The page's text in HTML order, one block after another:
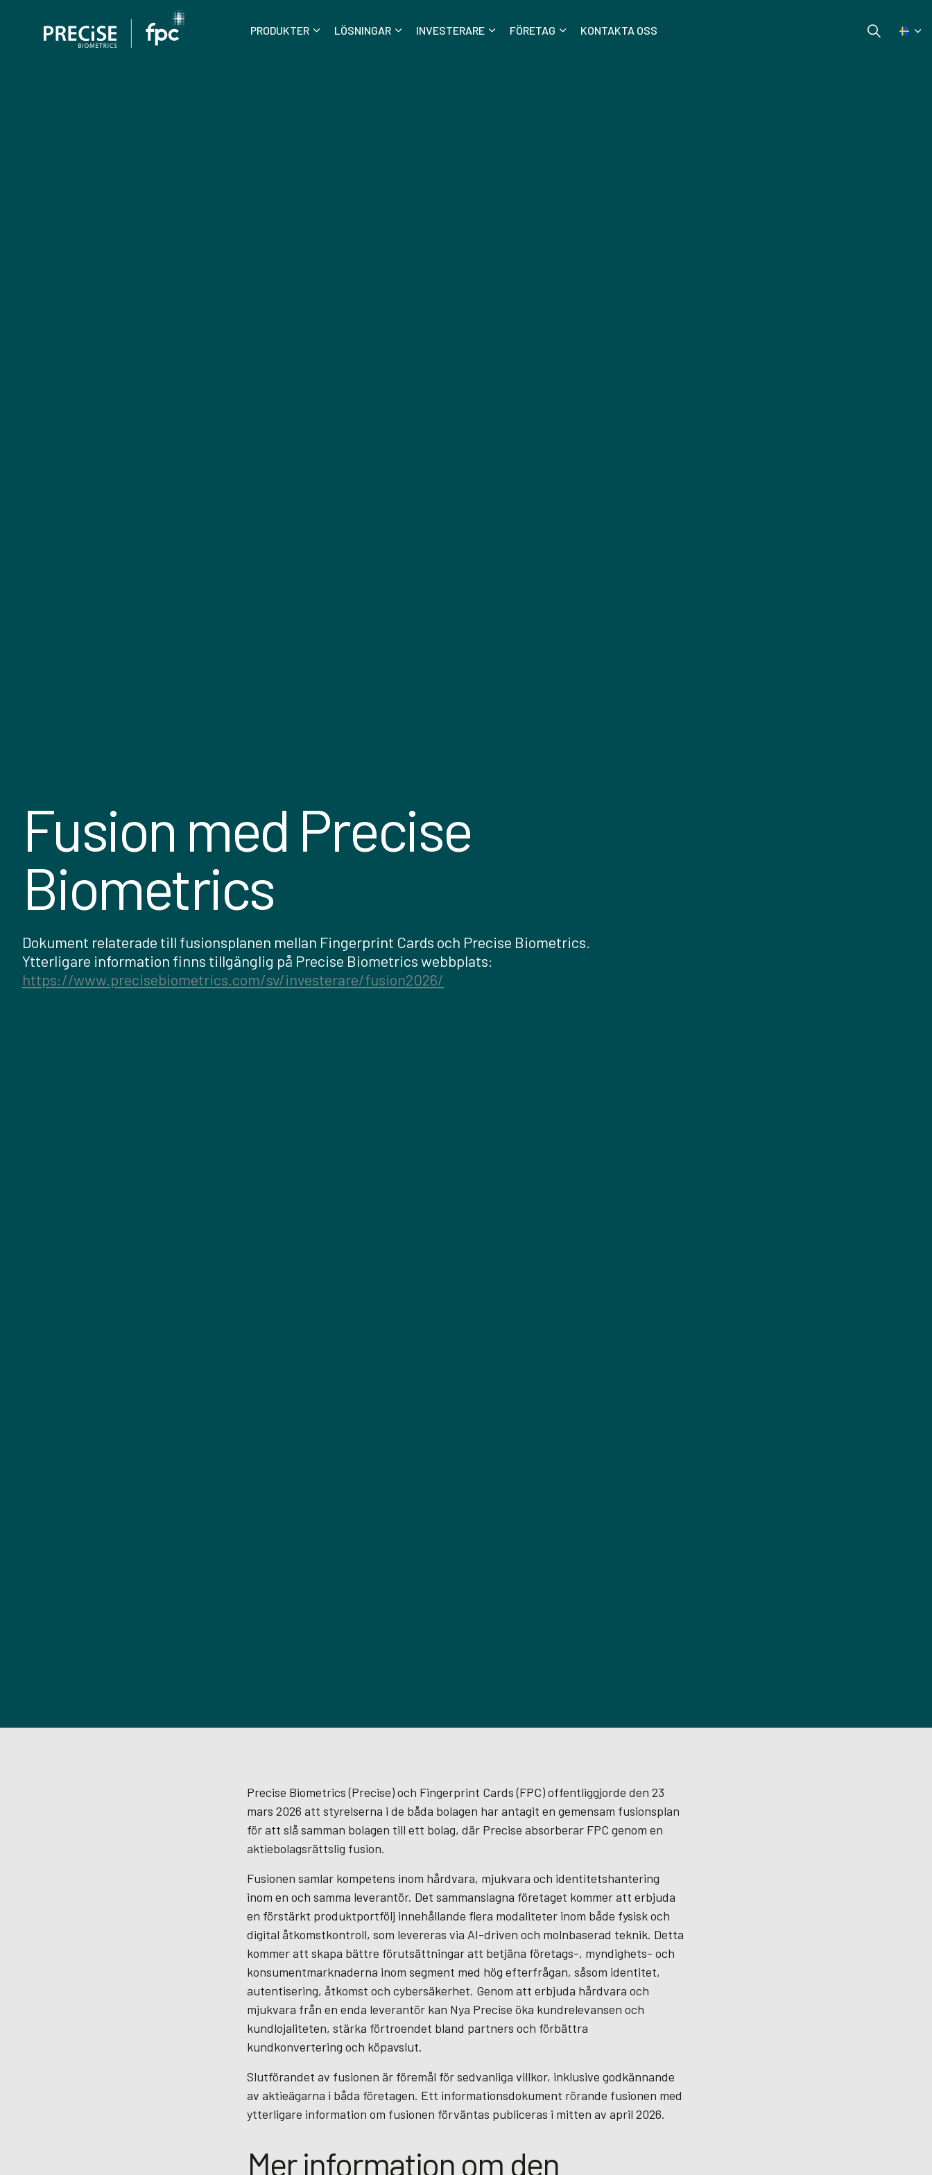
PRODUKTER LÖSNINGAR INVESTERARE FÖRETAG KONTAKTA OSS
Fusion med Precise
Biometrics
Dokument relaterade till fusionsplanen mellan Fingerprint Cards och Precise Biometrics.
Ytterligare information finns tillgänglig på Precise Biometrics webbplats:
https://www.precisebiometrics.com/sv/investerare/fusion2026/
Precise Biometri­cs (Precise) och Fingerprint Cards (FPC) offentliggjorde den 23
mars 2026 att styrelserna i de båda bolagen har antagit en gemensam fusionsplan
för att slå samman bolagen till ett bolag, där Precise absorberar FPC genom en
aktiebolagsrättslig fusion.
Fusionen samlar kompetens inom hårdvara, mjukvara och identitetshantering
inom en och samma leverantör. Det sammanslagna företaget kommer att erbjuda
en förstärkt produktportfölj innehållande flera modaliteter inom både fysisk och
digital åtkomstkontroll, som levereras via AI-driven och molnbaserad teknik. Detta
kommer att skapa bättre förutsättningar att betjäna företags-, myndighets- och
konsumentmarknaderna inom segment med hög efterfrågan, såsom identitet,
autentisering, åtkomst och cybersäkerhet. Genom att erbjuda hårdvara och
mjukvara från en enda leverantör kan Nya Precise öka kundrelevansen och
kundlojaliteten, stärka förtroendet bland partners och förbättra
kundkonvertering och köpavslut.
Slutförandet av fusionen är föremål för sedvanliga villkor, inklusive godkännande
av aktieägarna i båda företagen. Ett informationsdokument rörande fusionen med
ytterligare information om fusionen förväntas publiceras i mitten av april 2026.
Mer information om den